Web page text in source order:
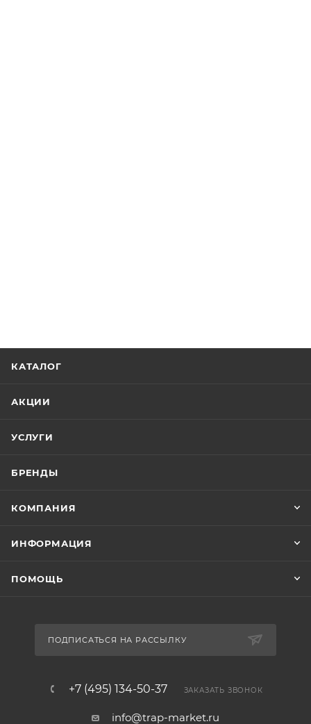
КАТАЛОГ
АКЦИИ
УСЛУГИ
БРЕНДЫ
КОМПАНИЯ
ИНФОРМАЦИЯ
ПОМОЩЬ
ПОДПИСАТЬСЯ НА РАССЫЛКУ
+7 (495) 134-50-37 ЗАКАЗАТЬ ЗВОНОК
info@trap-market.ru